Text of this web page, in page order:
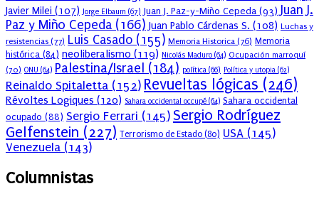
Javier Milei (107) Jorge Elbaum (67) Juan J. Paz-y-Miño Cepeda (93) Juan J.
Paz y Miño Cepeda (166) Juan Pablo Cárdenas S. (108) Luchas y
resistencias (77) Luis Casado (155) Memoria Historica (76) Memoria
histórica (84) neoliberalismo (119) Nicolás Maduro (64) Ocupación marroquí
(70) ONU (64) Palestina/Israel (184) política (66) Política y utopia (62)
Reinaldo Spitaletta (152) Revueltas lógicas (246)
Révoltes Logiques (120) Sahara occidental occupé (64) Sahara occidental
ocupado (88) Sergio Ferrari (145) Sergio Rodríguez
Gelfenstein (227) Terrorismo de Estado (80) USA (145)
Venezuela (143)
Columnistas